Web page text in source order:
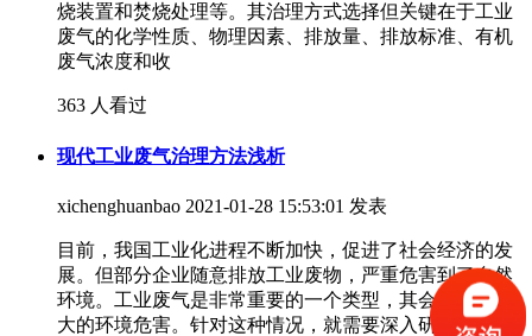
烧装置和焚烧处理等。其治理方式选择但关键在于工业
废气的化学性质、物理因素、排放量、排放标准、有机
废气浓度和收
363 人看过
现代工业废气治理方法浅析
xichenghuanbao 2021-01-28 15:53:01 发表
目前，我国工业化进程不断加快，促进了社会经济的发
展。但部分企业随意排放工业废物，严重危害到了自然
环境。工业废气是非常重要的一个类型，其会带来十分
大的环境危害。针对这种情况，就需要深入研究现代工